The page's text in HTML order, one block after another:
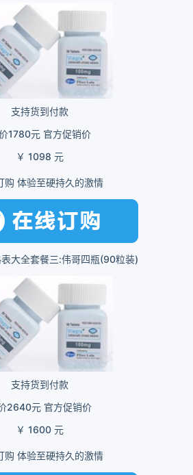
支持货到付款
1780元 官方促销价
￥ 1098 元
购 体验至硬持久的激情
大全套餐三:伟哥四瓶(90粒装)
支持货到付款
2640元 官方促销价
￥ 1600 元
购 体验至硬持久的激情